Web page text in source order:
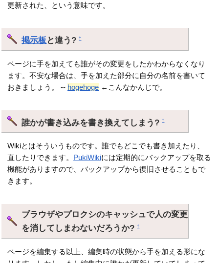
更新された、という意味です。
掲示板 と違う?†
ページに手を加えても誰がその変更をしたかわからなくなり
ます。不安な場合は、手を加えた部分に自分の名前を書いて
おきましょう。 -- hogehoge ←こんなかんじで。
誰かが書き込みを書き換えてしまう?†
Wikiとはそういうものです。誰でもどこでも書き加えたり、
直したりできます。 PukiWikiには定期的にバックアップを取る
機能がありますので、バックアップから復旧させることもで
きます。
ブラウザやプロクシのキャッシュで人の変更
を消してしまわないだろうか?†
ページを編集する以上、編集時の状態から手を加える形にな